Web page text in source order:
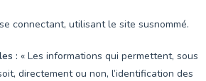
connectant, utilisant le site susnommé.
: « Les informations qui permettent, sous
directement ou non, l’identification des